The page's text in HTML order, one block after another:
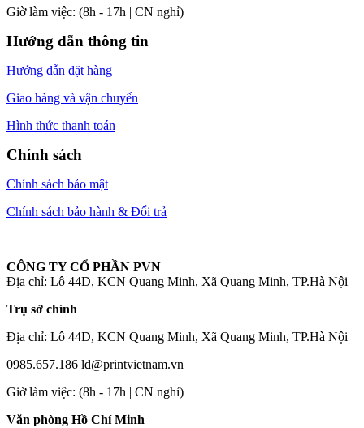
​Giờ làm việc: (8h - 17h | CN nghỉ)
Hướng dẫn thông tin
Hướng dẫn đặt hàng
Giao hàng và vận chuyển
Hình thức thanh toán
Chính sách
Chính sách bảo mật
Chính sách bảo hành & Đổi trả
CÔNG TY CỔ PHẦN PVN
Địa chỉ: Lô 44D, KCN Quang Minh, Xã Quang Minh, TP.Hà Nội
Trụ sở chính
Địa chỉ: Lô 44D, KCN Quang Minh, Xã Quang Minh, TP.Hà Nội
0985.657.186 ld@printvietnam.vn
​Giờ làm việc: (8h - 17h | CN nghỉ)
Văn phòng Hồ Chí Minh